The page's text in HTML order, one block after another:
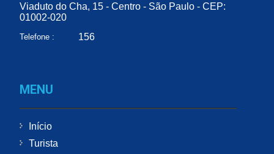
Viaduto do Cha, 15 - Centro - São Paulo - CEP:
01002-020
Telefone : 156
MENU
Início
Turista